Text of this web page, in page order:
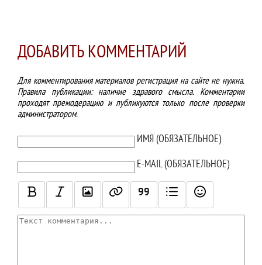
ДОБАВИТЬ КОММЕНТАРИЙ
Для комментирования материалов регистрация на сайте не нужна.
Правила публикации: наличие здравого смысла. Комментарии
проходят премодерацию и публикуются только после проверки
администратором.
ИМЯ (ОБЯЗАТЕЛЬНОЕ)
E-MAIL (ОБЯЗАТЕЛЬНОЕ)
ТЕКСТ КОММЕНТАРИЯ